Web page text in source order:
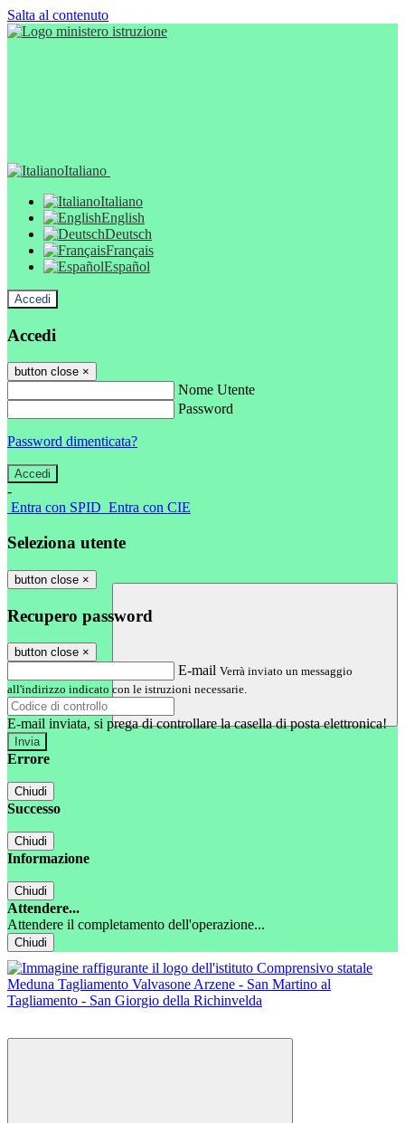
Salta al contenuto
Italiano
Italiano
English
Deutsch
Français
Español
Accedi
Accedi
button close ×
Nome Utente
Password
Password dimenticata?
-
Entra con SPID Entra con CIE
Seleziona utente
button close ×
Recupero password
button close ×
E-mail Verrà inviato un messaggio
all'indirizzo indicato con le istruzioni necessarie.
E-mail inviata, si prega di controllare la casella di posta elettronica!
Errore
Chiudi
Successo
Chiudi
Informazione
Chiudi
Attendere...
Attendere il completamento dell'operazione...
Chiudi